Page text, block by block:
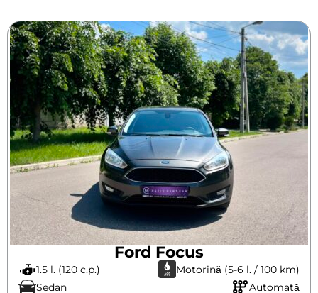
Ford Focus
1.5 l. (120 c.p.)
Motorină (5-6 l. / 100 km)
Sedan
Automată